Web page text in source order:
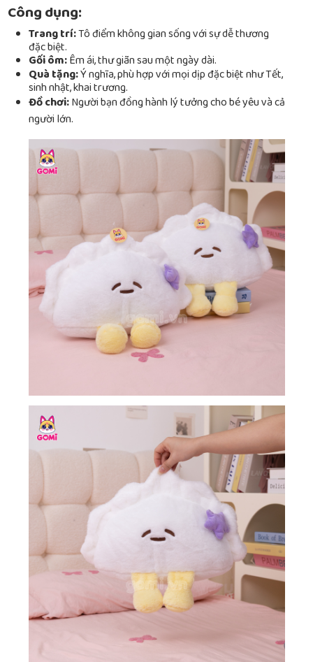
Công dụng:
Trang trí:Tô điểm không gian sống với sự dễ thương
đặc biệt.
Gối ôm:Êm ái, thư giãn sau một ngày dài.
Quà tặng:Ý nghĩa, phù hợp với mọi dịp đặc biệt như Tết,
sinh nhật, khai trương.
Đồ chơi:Người bạn đồng hành lý tưởng cho bé yêu và cả
người lớn.